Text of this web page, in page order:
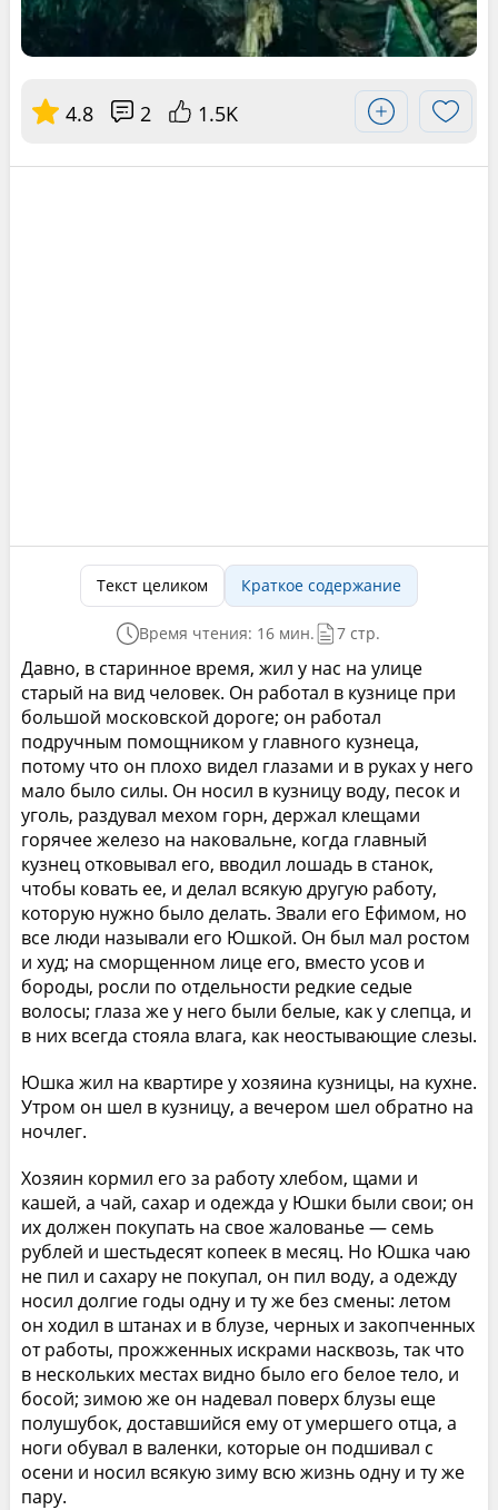
4.8 2 1.5K
Текст целиком Краткое содержание
Время чтения: 16 мин. 7 стр.
Давно, в старинное время, жил у нас на улице
старый на вид человек. Он работал в кузнице при
большой московской дороге; он работал
подручным помощником у главного кузнеца,
потому что он плохо видел глазами и в руках у него
мало было силы. Он носил в кузницу воду, песок и
уголь, раздувал мехом горн, держал клещами
горячее железо на наковальне, когда главный
кузнец отковывал его, вводил лошадь в станок,
чтобы ковать ее, и делал всякую другую работу,
которую нужно было делать. Звали его Ефимом, но
все люди называли его Юшкой. Он был мал ростом
и худ; на сморщенном лице его, вместо усов и
бороды, росли по отдельности редкие седые
волосы; глаза же у него были белые, как у слепца, и
в них всегда стояла влага, как неостывающие слезы.
Юшка жил на квартире у хозяина кузницы, на кухне.
Утром он шел в кузницу, а вечером шел обратно на
ночлег.
Хозяин кормил его за работу хлебом, щами и
кашей, а чай, сахар и одежда у Юшки были свои; он
их должен покупать на свое жалованье — семь
рублей и шестьдесят копеек в месяц. Но Юшка чаю
не пил и сахару не покупал, он пил воду, а одежду
носил долгие годы одну и ту же без смены: летом
он ходил в штанах и в блузе, черных и закопченных
от работы, прожженных искрами насквозь, так что
в нескольких местах видно было его белое тело, и
босой; зимою же он надевал поверх блузы еще
полушубок, доставшийся ему от умершего отца, а
ноги обувал в валенки, которые он подшивал с
осени и носил всякую зиму всю жизнь одну и ту же
пару.